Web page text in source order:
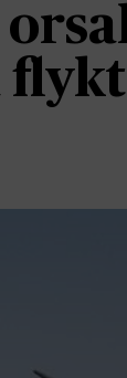
flykt